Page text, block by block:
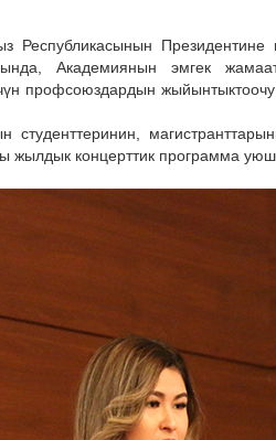
Республикасынын Президентине
Академиянын эмгек
профсоюздардын
студенттеринин,
жылдык концерттик программа